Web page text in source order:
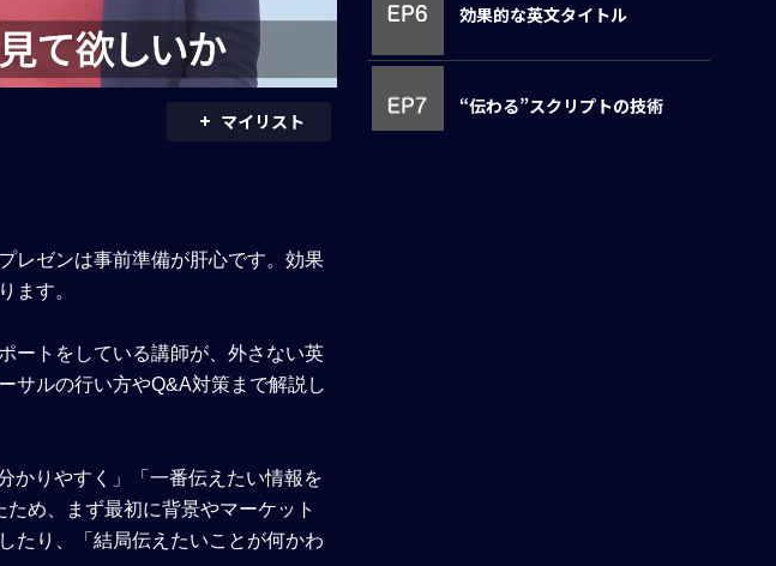
+ マイリスト
レゼンは事前準備が肝心です。効果
ます。
ートをしている講師が、外さない英
サルの行い方やQ&A対策まで解説し
かりやすく」「一番伝えたい情報を
め、まず最初に背景やマーケット
たり、「結局伝えたいことが何かわ
効果的な英文タイトル
“伝わる”スクリプトの技術